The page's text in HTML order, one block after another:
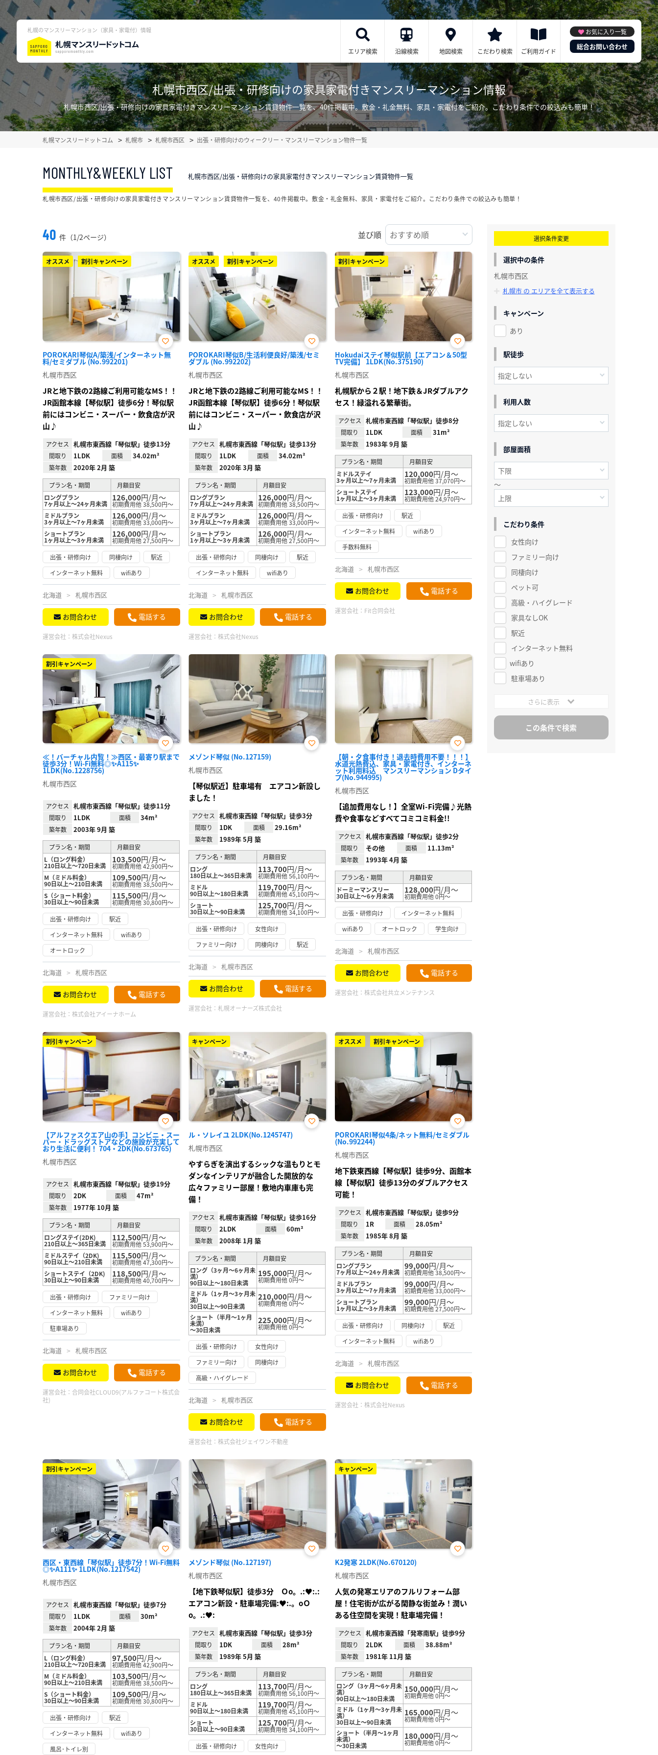
札幌のマンスリーマンション（家具・家電付）情報
エリア検索 沿線検索 地図検索 こだわり検索 ご利用ガイド
お気に入り一覧
総合お問い合わせ
札幌市西区/出張・研修向けの家具家電付きマンスリーマンション情報
札幌市西区/出張・研修向けの家具家電付きマンスリーマンション賃貸物件一覧を、40件掲載中。敷金・礼金無料、家具・家電付をご紹介。こだわり条件での絞込みも簡単！
札幌マンスリードットコム 札幌市 札幌市西区 出張・研修向けのウィークリー・マンスリーマンション物件一覧
MONTHLY&WEEKLY LIST 札幌市西区/出張・研修向けの家具家電付きマンスリーマンション賃貸物件一覧
40 件（1/2ページ） 並び順
オススメ 割引キャンペーン
POROKARI琴似A/築浅/インターネット無
料/セミダブル (No.992201)
お気
に入
札幌市西区
JRと地下鉄の2路線ご利用可能なMS！！
JR函館本線【琴似駅】徒歩6分！琴似駅
前にはコンビニ・スーパー・飲食店が沢
山♪
アクセス 札幌市東西線「琴似駅」徒歩13分
間取り 1LDK 面積 34.02m²
築年数 2020年 2月 築
プラン名・期間
月額目安
ロングプラン
7ヶ月以上～24ヶ月未満
126,000円/月～
初期費用他 38,500円～
ミドルプラン
3ヶ月以上～7ヶ月未満
126,000円/月～
初期費用他 33,000円～
ショートプラン
1ヶ月以上～3ヶ月未満
126,000円/月～
初期費用他 27,500円～
出張・研修向け
同棲向け
駅近
インターネット無料
wifiあり
北海道 札幌市西区
お問合わせ 電話する
運営会社： 株式会社Nexus
オススメ 割引キャンペーン
POROKARI琴似B/生活利便良好/築浅/セミ
ダブル (No.992202)
お気
に入
札幌市西区
JRと地下鉄の2路線ご利用可能なMS！！
JR函館本線【琴似駅】徒歩6分！琴似駅
前にはコンビニ・スーパー・飲食店が沢
山♪
アクセス 札幌市東西線「琴似駅」徒歩13分
間取り 1LDK 面積 34.02m²
築年数 2020年 3月 築
プラン名・期間
月額目安
ロングプラン
7ヶ月以上～24ヶ月未満
126,000円/月～
初期費用他 38,500円～
ミドルプラン
3ヶ月以上～7ヶ月未満
126,000円/月～
初期費用他 33,000円～
ショートプラン
1ヶ月以上～3ヶ月未満
126,000円/月～
初期費用他 27,500円～
出張・研修向け
同棲向け
駅近
インターネット無料
wifiあり
北海道 札幌市西区
お問合わせ 電話する
運営会社：株式会社Nexus
割引キャンペーン
Hokudaiステイ琴似駅前【エアコン＆50型
TV完備】 1LDK(No.375190)
お気
に入
札幌市西区
札幌駅から２駅！地下鉄＆JRダブルアク
セス！緑溢れる繁華街。
アクセス 札幌市東西線「琴似駅」徒歩8分
間取り 1LDK 面積 31m²
築年数 1983年 9月 築
プラン名・期間
月額目安
ミドルステイ
3ヶ月以上～7ヶ月未満
120,000円/月～
初期費用他 37,070円～
ショートステイ
1ヶ月以上～3ヶ月未満
123,000円/月～
初期費用他 24,970円～
出張・研修向け
駅近
インターネット無料
wifiあり
手数料無料
北海道 札幌市西区
お問合わせ 電話する
運営会社： Fit合同会社
割引キャンペーン
≪！バーチャル内覧！≫西区・最寄り駅まで
徒歩3分！Wi-Fi無料◎✨A115✨
1LDK(No.1228756)
お気
に入
札幌市西区
アクセス 札幌市東西線「琴似駅」徒歩11分
間取り 1LDK 面積 34m²
築年数 2003年 9月 築
プラン名・期間
月額目安
L（ロング料金）
210日以上～720日未満
103,500円/月～
初期費用他 42,900円～
M（ミドル料金）
90日以上～210日未満
109,500円/月～
初期費用他 38,500円～
S（ショート料金）
30日以上～90日未満
115,500円/月～
初期費用他 30,800円～
出張・研修向け
駅近
インターネット無料
wifiあり
オートロック
北海道 札幌市西区
お問合わせ 電話する
運営会社： 株式会社アイーナホーム
メゾンド琴似 (No.127159) お気
札幌市西区
【琴似駅近】駐車場有 エアコン新設し
ました！
アクセス 札幌市東西線「琴似駅」徒歩3分
間取り 1DK 面積 29.16m²
築年数 1989年 5月 築
プラン名・期間
月額目安
ロング
180日以上～365日未満
113,700円/月～
初期費用他 56,100円～
ミドル
90日以上～180日未満
119,700円/月～
初期費用他 45,100円～
ショート
30日以上～90日未満
125,700円/月～
初期費用他 34,100円～
出張・研修向け
女性向け
ファミリー向け
同棲向け 駅近
北海道 札幌市西区
お問合わせ 電話する
運営会社：札幌オーナーズ株式会社
【朝・夕食事付き！退去時費用不要！！！】
水道光熱費込、家具・家電付き、インターネ
ット利用料込 マンスリーマンション Dタイ
プ(No.944995)
お気
に入
り登
録
札幌市西区
【追加費用なし！】全室Wi-Fi完備♪光熱
費や食事などすべてコミコミ料金!!
アクセス 札幌市東西線「琴似駅」徒歩2分
間取り その他 面積 11.13m²
築年数 1993年 4月 築
プラン名・期間
月額目安
ドーミーマンスリー
30日以上～6ヶ月未満
128,000円/月～
初期費用他 0円～
出張・研修向け
インターネット無料
wifiあり
オートロック 学生向け
北海道 札幌市西区
お問合わせ 電話する
運営会社： 株式会社共立メンテナンス
割引キャンペーン
【アルファスクエア山の手】コンビニ・スー
パー・ドラッグストアなどの施設が充実して
おり生活に便利！ 704・2DK(No.673765)
お気
に入
り登
録
札幌市西区
アクセス 札幌市東西線「琴似駅」徒歩19分
間取り 2DK 面積 47m²
築年数 1977年 10月 築
プラン名・期間
月額目安
ロングステイ(2DK)
210日以上～365日未満
112,500円/月～
初期費用他 53,900円～
ミドルステイ（2DK)
90日以上～210日未満
115,500円/月～
初期費用他 47,300円～
ショートステイ（2DK)
30日以上～90日未満
118,500円/月～
初期費用他 40,700円～
出張・研修向け
ファミリー向け
インターネット無料
wifiあり
駐車場あり
北海道 札幌市西区
お問合わせ 電話する
運営会社： 合同会社CLOUD9(アルファコート株式会
社)
キャンペーン
ル・ソレイユ 2LDK(No.1245747) お気
札幌市西区
やすらぎを演出するシックな温もりとモ
ダンなインテリアが融合した開放的な
広々ファミリー部屋！敷地内車庫も完
備！
アクセス 札幌市東西線「琴似駅」徒歩16分
間取り 2LDK 面積 60m²
築年数 2008年 1月 築
プラン名・期間
月額目安
ロング（3ヶ月～6ヶ月未
満）
90日以上～180日未満
195,000円/月～
初期費用他 0円～
ミドル（1ヶ月～3ヶ月未
満）
30日以上～90日未満
210,000円/月～
初期費用他 0円～
ショート（半月～1ヶ月
未満）
～30日未満
225,000円/月～
初期費用他 0円～
出張・研修向け
女性向け
ファミリー向け
同棲向け
高級・ハイグレード
北海道 札幌市西区
お問合わせ 電話する
運営会社：株式会社ジェイワン不動産
オススメ 割引キャンペーン
POROKARI琴似4条/ネット無料/セミダブル
(No.992244)
お気
に入
札幌市西区
地下鉄東西線【琴似駅】徒歩9分、函館本
線【琴似駅】徒歩13分のダブルアクセス
可能！
アクセス 札幌市東西線「琴似駅」徒歩9分
間取り 1R 面積 28.05m²
築年数 1985年 8月 築
プラン名・期間
月額目安
ロングプラン
7ヶ月以上～24ヶ月未満
99,000円/月～
初期費用他 38,500円～
ミドルプラン
3ヶ月以上～7ヶ月未満
99,000円/月～
初期費用他 33,000円～
ショートプラン
1ヶ月以上～3ヶ月未満
99,000円/月～
初期費用他 27,500円～
出張・研修向け
同棲向け
駅近
インターネット無料
wifiあり
北海道 札幌市西区
お問合わせ 電話する
運営会社： 株式会社Nexus
割引キャンペーン
西区・東西線「琴似駅」徒歩7分！Wi-Fi無料
◎✨A111✨ 1LDK(No.1217542)
お気
に入
札幌市西区
アクセス 札幌市東西線「琴似駅」徒歩7分
間取り 1LDK 面積 30m²
築年数 2004年 2月 築
プラン名・期間
月額目安
L（ロング料金）
210日以上～720日未満
97,500円/月～
初期費用他 42,900円～
M（ミドル料金）
90日以上～210日未満
103,500円/月～
初期費用他 38,500円～
S（ショート料金）
30日以上～90日未満
109,500円/月～
初期費用他 30,800円～
出張・研修向け
駅近
インターネット無料
wifiあり
風呂･トイレ別
メゾンド琴似 (No.127197) お気
札幌市西区
【地下鉄琴似駅】徒歩3分 Ｏo。.:♥:.:
エアコン新設・駐車場完備:♥:.。oＯ
o。.:♥:
アクセス 札幌市東西線「琴似駅」徒歩3分
間取り 1DK 面積 28m²
築年数 1989年 5月 築
プラン名・期間
月額目安
ロング
180日以上～365日未満
113,700円/月～
初期費用他 56,100円～
ミドル
90日以上～180日未満
119,700円/月～
初期費用他 45,100円～
ショート
30日以上～90日未満
125,700円/月～
初期費用他 34,100円～
出張・研修向け
女性向け
キャンペーン
K2発寒 2LDK(No.670120) お気
札幌市西区
人気の発寒エリアのフルリフォーム部
屋！住宅街が広がる閑静な街並み！潤い
ある住空間を実現！駐車場完備！
アクセス 札幌市東西線「発寒南駅」徒歩9分
間取り 2LDK 面積 38.88m²
築年数 1981年 11月 築
プラン名・期間
月額目安
ロング（3ヶ月～6ヶ月未
満）
90日以上～180日未満
150,000円/月～
初期費用他 0円～
ミドル（1ヶ月～3ヶ月未
満）
30日以上～90日未満
165,000円/月～
初期費用他 0円～
ショート（半月～1ヶ月
未満）
～30日未満
180,000円/月～
初期費用他 0円～
札幌市西区/出張・研修向けの家具家電付きマンスリーマンション賃貸物件一覧を、40件掲載中。敷金・礼金無料、家具・家電付をご紹介。こだわり条件での絞込みも簡単！
選択条件変更
選択中の条件
札幌市西区
札幌市 の エリアを全て表示する
キャンペーン
あり
駅徒歩
利用人数
部屋面積
～
こだわり条件
女性向け
ファミリー向け
同棲向け
ペット可
高級・ハイグレード
家具なしOK
駅近
インターネット無料
wifiあり
駐車場あり
さらに表示